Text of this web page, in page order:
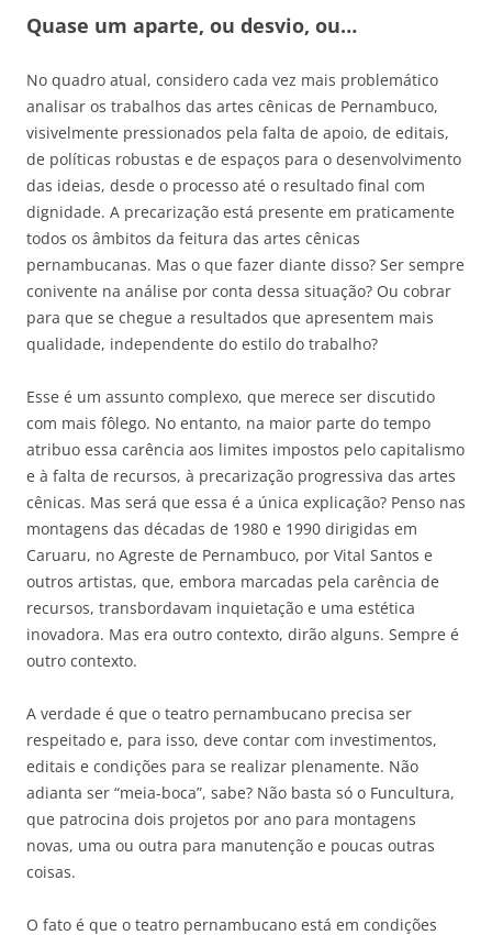
Quase um aparte, ou desvio, ou…
No quadro atual, considero cada vez mais problemático
analisar os trabalhos das artes cênicas de Pernambuco,
visivelmente pressionados pela falta de apoio, de editais,
de políticas robustas e de espaços para o desenvolvimento
das ideias, desde o processo até o resultado final com
dignidade. A precarização está presente em praticamente
todos os âmbitos da feitura das artes cênicas
pernambucanas. Mas o que fazer diante disso? Ser sempre
conivente na análise por conta dessa situação? Ou cobrar
para que se chegue a resultados que apresentem mais
qualidade, independente do estilo do trabalho?
Esse é um assunto complexo, que merece ser discutido
com mais fôlego. No entanto, na maior parte do tempo
atribuo essa carência aos limites impostos pelo capitalismo
e à falta de recursos, à precarização progressiva das artes
cênicas. Mas será que essa é a única explicação? Penso nas
montagens das décadas de 1980 e 1990 dirigidas em
Caruaru, no Agreste de Pernambuco, por Vital Santos e
outros artistas, que, embora marcadas pela carência de
recursos, transbordavam inquietação e uma estética
inovadora. Mas era outro contexto, dirão alguns. Sempre é
outro contexto.
A verdade é que o teatro pernambucano precisa ser
respeitado e, para isso, deve contar com investimentos,
editais e condições para se realizar plenamente. Não
adianta ser “meia-boca”, sabe? Não basta só o Funcultura,
que patrocina dois projetos por ano para montagens
novas, uma ou outra para manutenção e poucas outras
coisas.
O fato é que o teatro pernambucano está em condições